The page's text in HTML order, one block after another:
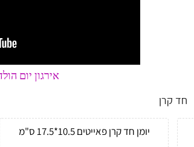
אירגון יום
חד קרן
יומן חד קרן פאייטים 10.5*17.5 ס"מ